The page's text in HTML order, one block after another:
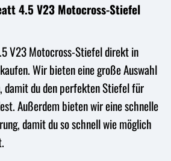
4.5 V23 Motocross-Stiefel
V23 Motocross-Stiefel direkt in
Wir bieten eine große Auswahl
damit du den perfekten Stiefel für
Außerdem bieten wir eine schnelle
damit du so schnell wie möglich